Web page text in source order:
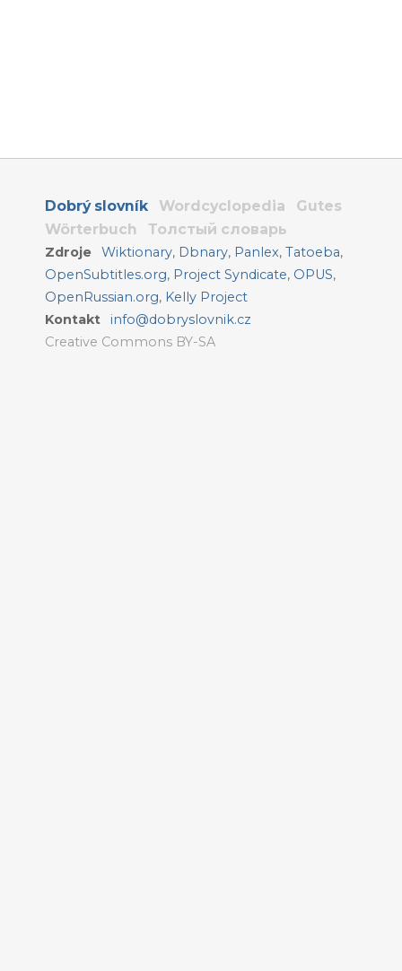
Dobrý slovník Wordcyclopedia
Gutes
Wörterbuch
Толстый словарь
Zdroje Wiktionary, Dbnary, Panlex,Tatoeba,
OpenSubtitles.org, Project Syndicate, OPUS,
OpenRussian.org, Kelly Project
Kontakt
info@dobryslovnik.cz
Creative Commons BY-SA